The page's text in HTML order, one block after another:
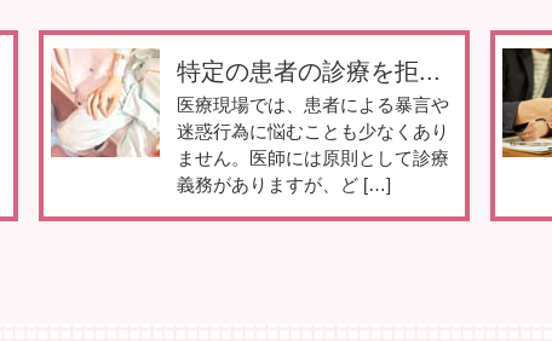
特定の患者の診療を拒...
医療現場では、患者による暴言や
迷惑行為に悩むことも少なくあり
ません。医師には原則として診療
義務がありますが、ど […]